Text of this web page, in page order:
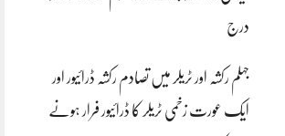
درج
جہلم رکشہ اور ٹریلر میں تصادم رکشہ ڈرائیور اور
ایک عورت زخمی ٹریلر کا ڈرائیور فرار ہونے